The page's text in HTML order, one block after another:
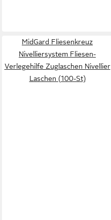
MidGard Fliesenkreuz
Nivelliersystem Fliesen-
Verlegehilfe Zuglaschen Nivellier
Laschen (100-St)